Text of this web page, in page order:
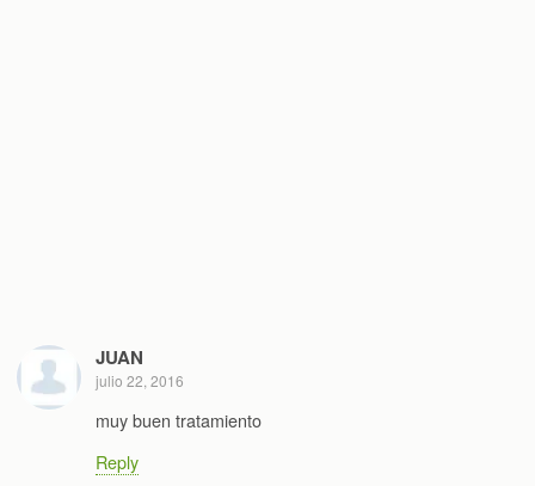
JUAN
julio 22, 2016
muy buen tratamiento
Reply